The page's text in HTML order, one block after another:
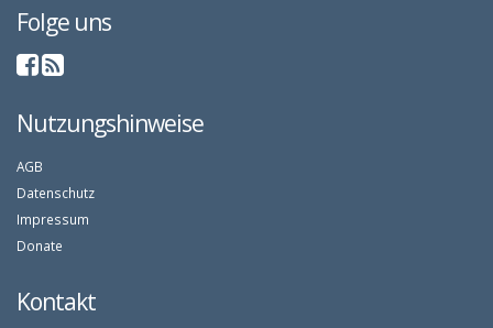
Folge uns
Nutzungshinweise
AGB
Datenschutz
Impressum
Donate
Kontakt